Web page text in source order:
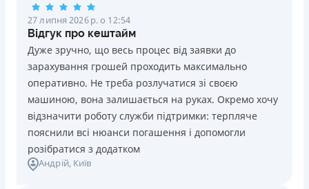
кредитною історією
Переказуються гроші на банківську картку відразу
після підписання електронного договору про надання
кредиту
Даруються знижки до -99% постійним клієнтам на
майбутні кредити згідно з програмою лояльності
Програма лояльності для постійних клієнтів
Цілодобова підтримка в Viber, Telegram, Facebook
Недоліки
Нема кредиту для юросіб (ФОП)
27 липня 2026 р. о 12:54
Відгук про кештайм
Дуже зручно, що весь процес від заявки до
зарахування грошей проходить максимально
оперативно. Не треба розлучатися зі своєю
машиною, вона залишається на руках. Окремо хочу
відзначити роботу служби підтримки: терпляче
пояснили всі нюанси погашення і допомогли
розібратися з додатком
Андрій, Київ